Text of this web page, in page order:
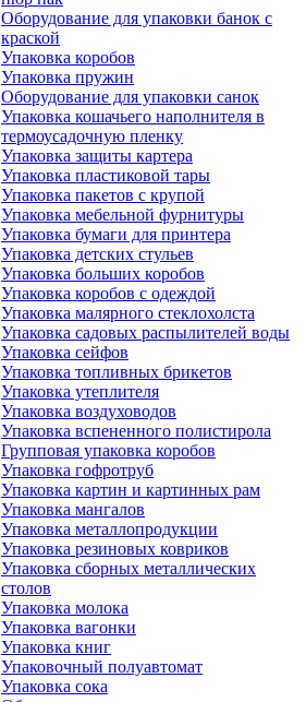
Оборудование для упаковки банок с
краской
Упаковка коробов
Упаковка пружин
Оборудование для упаковки санок
Упаковка кошачьего наполнителя в
термоусадочную пленку
Упаковка защиты картера
Упаковка пластиковой тары
Упаковка пакетов с крупой
Упаковка мебельной фурнитуры
Упаковка бумаги для принтера
Упаковка детских стульев
Упаковка больших коробов
Упаковка коробов с одеждой
Упаковка малярного стеклохолста
Упаковка садовых распылителей воды
Упаковка сейфов
Упаковка топливных брикетов
Упаковка утеплителя
Упаковка воздуховодов
Упаковка вспененного полистирола
Групповая упаковка коробов
Упаковка гофротруб
Упаковка картин и картинных рам
Упаковка мангалов
Упаковка металлопродукции
Упаковка резиновых ковриков
Упаковка сборных металлических
столов
Упаковка молока
Упаковка вагонки
Упаковка книг
Упаковочный полуавтомат
Упаковка сока